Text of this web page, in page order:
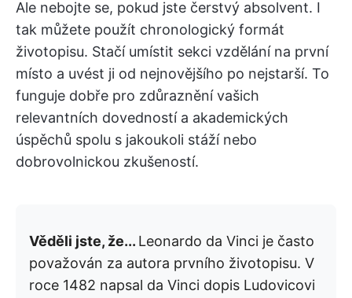
Ale nebojte se, pokud jste čerstvý absolvent. I
tak můžete použít chronologický formát
životopisu. Stačí umístit sekci vzdělání na první
místo a uvést ji od nejnovějšího po nejstarší. To
funguje dobře pro zdůraznění vašich
relevantních dovedností a akademických
úspěchů spolu s jakoukoli stáží nebo
dobrovolnickou zkušeností.
Věděli jste, že... Leonardo da Vinci je často
považován za autora prvního životopisu. V
roce 1482 napsal da Vinci dopis Ludovicovi